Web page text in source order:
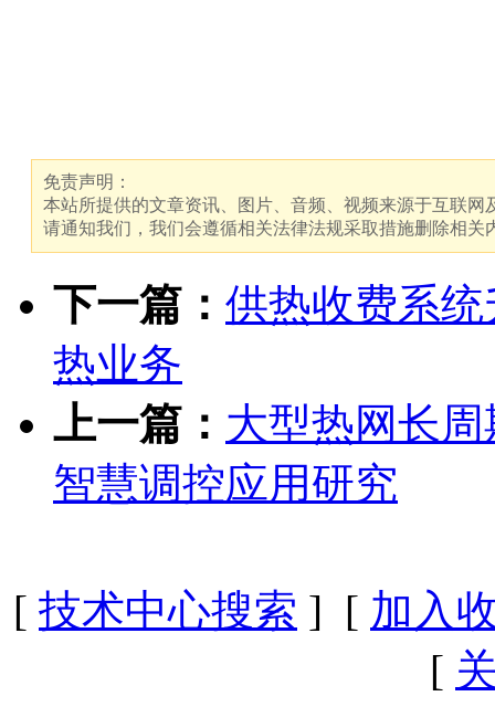
免责声明：
本站所提供的文章资讯、图片、音频、视频来源于互联
请通知我们，我们会遵循相关法律法规采取措施删除相关
下一篇： 供热收费系
热业务
上一篇： 大型热网长
智慧调控应用研究
[ 技术中心搜索 ] [ 加入
[